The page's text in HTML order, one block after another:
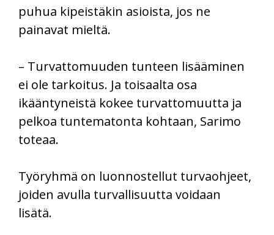
puhua kipeistäkin asioista, jos ne
painavat mieltä.
– Turvattomuuden tunteen lisääminen
ei ole tarkoitus. Ja toisaalta osa
ikääntyneistä kokee turvattomuutta ja
pelkoa tuntematonta kohtaan, Sarimo
toteaa.
Työryhmä on luonnostellut turvaohjeet,
joiden avulla turvallisuutta voidaan
lisätä.